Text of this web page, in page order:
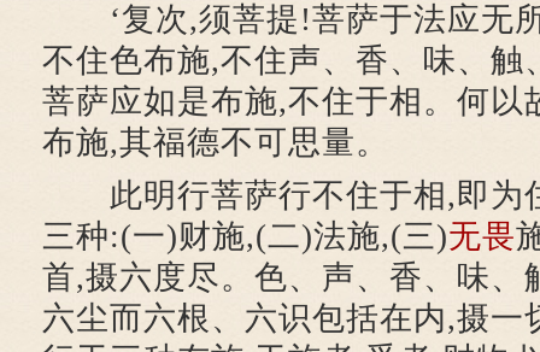
‘复次,须菩提!菩萨于法应无
不住色布施,不住声、香、味、触
菩萨应如是布施,不住于相。何以
布施,其福德不可思量。
此明行菩萨行不住于相,即为
三种:(一)财施,(二)法施,(三)无畏
首,摄六度尽。色、声、香、味、
六尘而六根、六识包括在内,摄一